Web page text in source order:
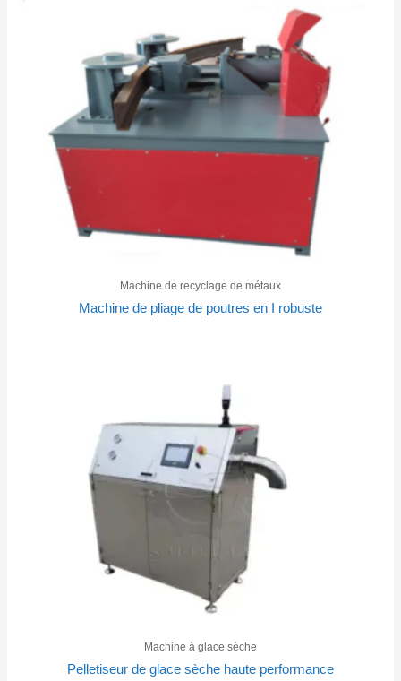
Machine de recyclage de métaux
Machine de pliage de poutres en I robuste
Machine à glace sèche
Pelletiseur de glace sèche haute performance